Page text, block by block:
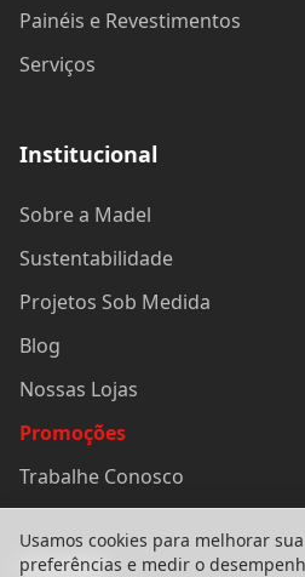
Painéis e Revestimentos
Serviços
Institucional
Sobre a Madel
Sustentabilidade
Projetos Sob Medida
Blog
Nossas Lojas
Promoções
Trabalhe Conosco
Contato
Usamos cookies para melhorar
preferências e medir o